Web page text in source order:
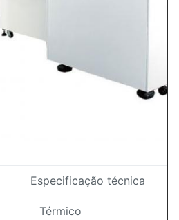
Especificação técnica
Térmico